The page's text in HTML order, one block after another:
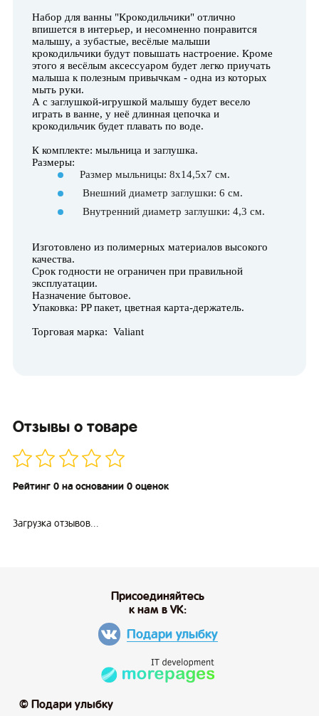
Набор для ванны "Крокодильчики" отлично
впишется в интерьер, и несомненно понравится
малышу, а зубастые, весёлые малыши
крокодильчики будут повышать настроение. Кроме
этого я весёлым аксессуаром будет легко приучать
малыша к полезным привычкам - одна из которых
мыть руки.
А с заглушкой-игрушкой малышу будет весело
играть в ванне, у неё длинная цепочка и
крокодильчик будет плавать по воде.
К комплекте: мыльница и заглушка.
Размеры:
Размер мыльницы: 8х14,5х7 см.
Внешний диаметр заглушки: 6 см.
Внутренний диаметр заглушки: 4,3 см.
Изготовлено из полимерных материалов высокого
качества.
Срок годности не ограничен при правильной
эксплуатации.
Назначение бытовое.
Упаковка: PP пакет, цветная карта-держатель.
Торговая марка: Valiant
Отзывы о товаре
Рейтинг 0 на основании 0 оценок
Загрузка отзывов...
© Подари улыбку
Присоединяйтесь
к нам в VK:
Подари улыбку